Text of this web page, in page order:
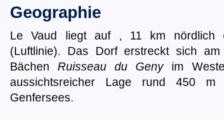
Geographie
Le Vaud liegt auf , 11 km nördlich
(Luftlinie). Das Dorf erstreckt sich
Bächen Ruisseau du Genyim
aussichtsreicher Lage rund 450
Genfersees.